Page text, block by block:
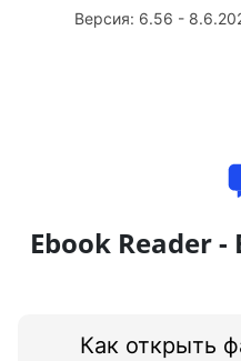
Версия: 6.56 -
Ebook Reader
Как открыть